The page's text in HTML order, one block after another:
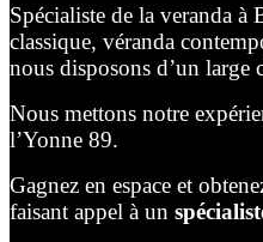
Spécialiste de la veranda à
classique, véranda
nous disposons d’un large
Nous mettons notre
l’Yonne 89.
Gagnez en espace et
faisant appel à un